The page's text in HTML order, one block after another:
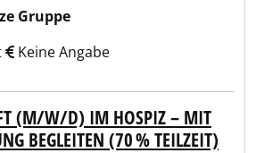
Gruppe
Keine Angabe
(M/W/D) IM HOSPIZ – MIT
BEGLEITEN (70 % TEILZEIT)